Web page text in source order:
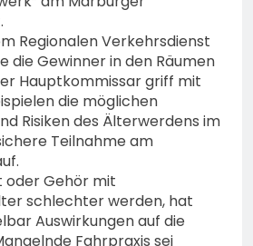
Regionalen Verkehrsdienst
die Gewinner in den Räumen
Hauptkommissar griff mit
die möglichen
Risiken des Älterwerdens im
Teilnahme am
oder Gehör mit
schlechter werden, hat
Auswirkungen auf die
Fahrpraxis sei